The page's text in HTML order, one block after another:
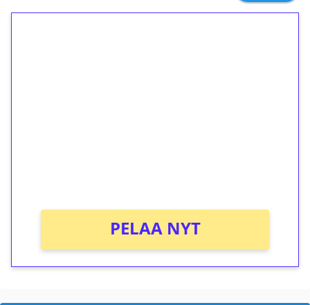
PELAA NYT